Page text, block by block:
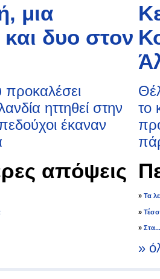
μια
δυο στον
προκαλέσει
ηττηθεί στην
έκαναν
απόψεις
το
» Τα
»
»
»